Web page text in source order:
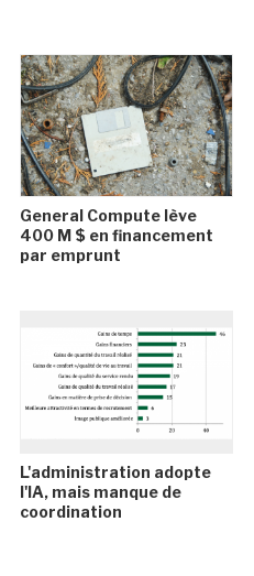
General Compute lève
400 M $ en financement
par emprunt
L'administration adopte
l'IA, mais manque de
coordination